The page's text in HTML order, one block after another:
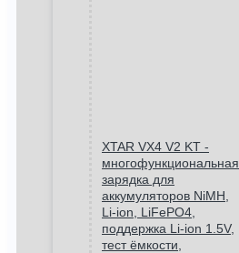
XTAR VX4 V2 KT -
многофункциональная
зарядка для
аккумуляторов NiMH,
Li-ion, LiFePO4,
поддержка Li-ion 1.5V,
тест ёмкости,